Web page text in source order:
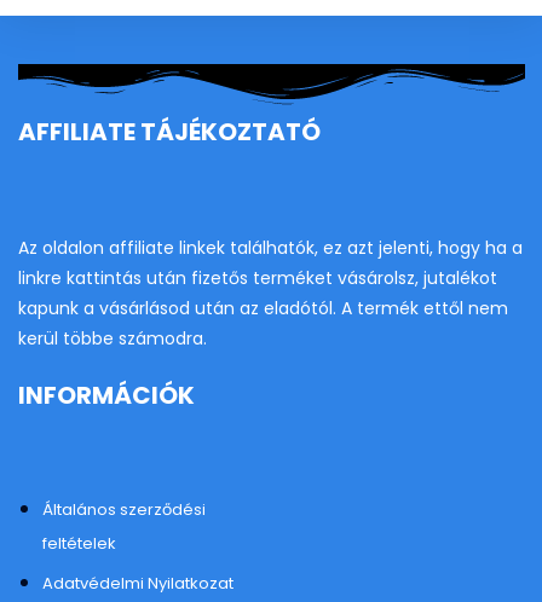
AFFILIATE TÁJÉKOZTATÓ
Az oldalon affiliate linkek találhatók, ez azt jelenti, hogy ha a
linkre kattintás után fizetős terméket vásárolsz, jutalékot
kapunk a vásárlásod után az eladótól. A termék ettől nem
kerül többe számodra.
INFORMÁCIÓK
Általános szerződési
feltételek
Adatvédelmi Nyilatkozat